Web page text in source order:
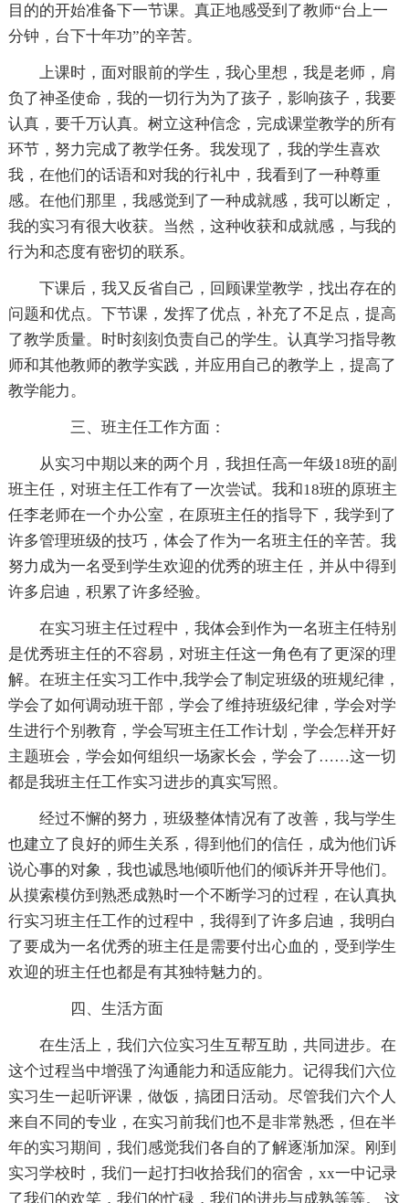
目的的开始准备下一节课。真正地感受到了教师“台上一
分钟，台下十年功”的辛苦。
上课时，面对眼前的学生，我心里想，我是老师，肩
负了神圣使命，我的一切行为为了孩子，影响孩子，我要
认真，要千万认真。树立这种信念，完成课堂教学的所有
环节，努力完成了教学任务。我发现了，我的学生喜欢
我，在他们的话语和对我的行礼中，我看到了一种尊重
感。在他们那里，我感觉到了一种成就感，我可以断定，
我的实习有很大收获。当然，这种收获和成就感，与我的
行为和态度有密切的联系。
下课后，我又反省自己，回顾课堂教学，找出存在的
问题和优点。下节课，发挥了优点，补充了不足点，提高
了教学质量。时时刻刻负责自己的学生。认真学习指导教
师和其他教师的教学实践，并应用自己的教学上，提高了
教学能力。
三、班主任工作方面：
从实习中期以来的两个月，我担任高一年级18班的副
班主任，对班主任工作有了一次尝试。我和18班的原班主
任李老师在一个办公室，在原班主任的指导下，我学到了
许多管理班级的技巧，体会了作为一名班主任的辛苦。我
努力成为一名受到学生欢迎的优秀的班主任，并从中得到
许多启迪，积累了许多经验。
在实习班主任过程中，我体会到作为一名班主任特别
是优秀班主任的不容易，对班主任这一角色有了更深的理
解。在班主任实习工作中,我学会了制定班级的班规纪律，
学会了如何调动班干部，学会了维持班级纪律，学会对学
生进行个别教育，学会写班主任工作计划，学会怎样开好
主题班会，学会如何组织一场家长会，学会了……这一切
都是我班主任工作实习进步的真实写照。
经过不懈的努力，班级整体情况有了改善，我与学生
也建立了良好的师生关系，得到他们的信任，成为他们诉
说心事的对象，我也诚恳地倾听他们的倾诉并开导他们。
从摸索模仿到熟悉成熟时一个不断学习的过程，在认真执
行实习班主任工作的过程中，我得到了许多启迪，我明白
了要成为一名优秀的班主任是需要付出心血的，受到学生
欢迎的班主任也都是有其独特魅力的。
四、生活方面
在生活上，我们六位实习生互帮互助，共同进步。在
这个过程当中增强了沟通能力和适应能力。记得我们六位
实习生一起听评课，做饭，搞团日活动。尽管我们六个人
来自不同的专业，在实习前我们也不是非常熟悉，但在半
年的实习期间，我们感觉我们各自的了解逐渐加深。刚到
实习学校时，我们一起打扫收拾我们的宿舍，xx一中记录
了我们的欢笑，我们的忙碌，我们的进步与成熟等等。 这